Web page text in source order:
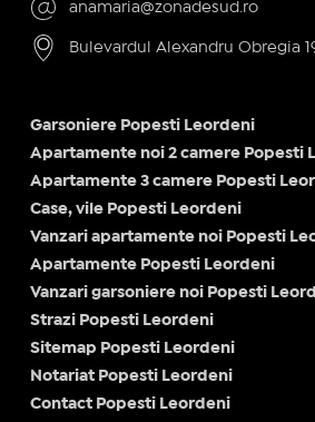
anamaria@zonadesud.ro
Bulevardul Alexandru Obregia
Garsoniere Popesti Leordeni
Apartamente noi 2 camere Popesti
Apartamente 3 camere Popesti
Case, vile Popesti Leordeni
Vanzari apartamente noi Popesti
Apartamente Popesti Leordeni
Vanzari garsoniere noi Popesti
Strazi Popesti Leordeni
Sitemap Popesti Leordeni
Notariat Popesti Leordeni
Contact Popesti Leordeni